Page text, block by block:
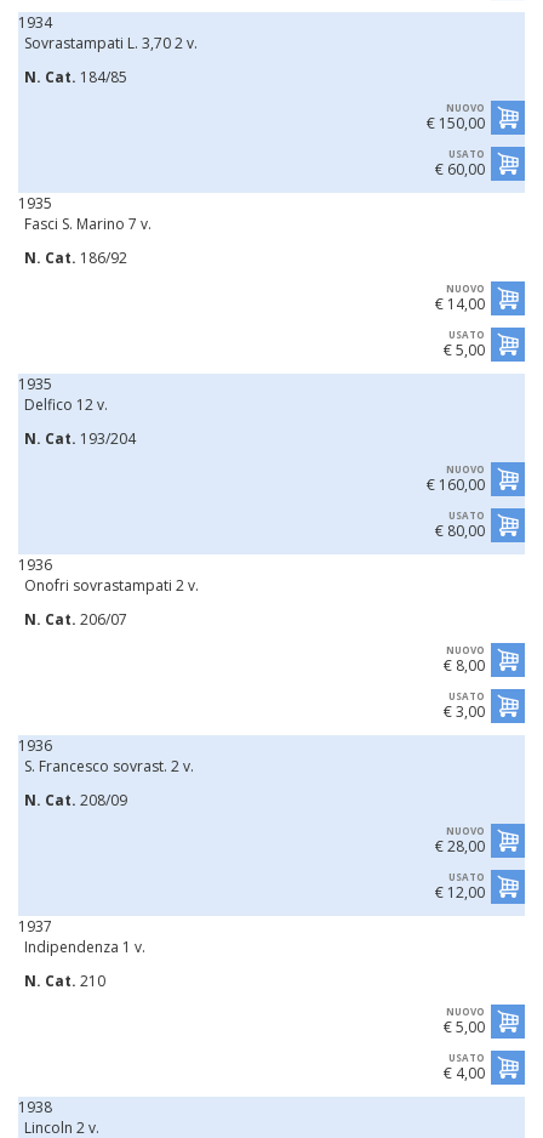
1934
Sovrastampati L. 3,70 2 v.
N. Cat. 184/85
NUOVO
€ 150,00
USATO
€ 60,00
1935
Fasci S. Marino 7 v.
N. Cat. 186/92
NUOVO
€ 14,00
USATO
€ 5,00
1935
Delfico 12 v.
N. Cat. 193/204
NUOVO
€ 160,00
USATO
€ 80,00
1936
Onofri sovrastampati 2 v.
N. Cat. 206/07
NUOVO
€ 8,00
USATO
€ 3,00
1936
S. Francesco sovrast. 2 v.
N. Cat. 208/09
NUOVO
€ 28,00
USATO
€ 12,00
1937
Indipendenza 1 v.
N. Cat. 210
NUOVO
€ 5,00
USATO
€ 4,00
1938
Lincoln 2 v.